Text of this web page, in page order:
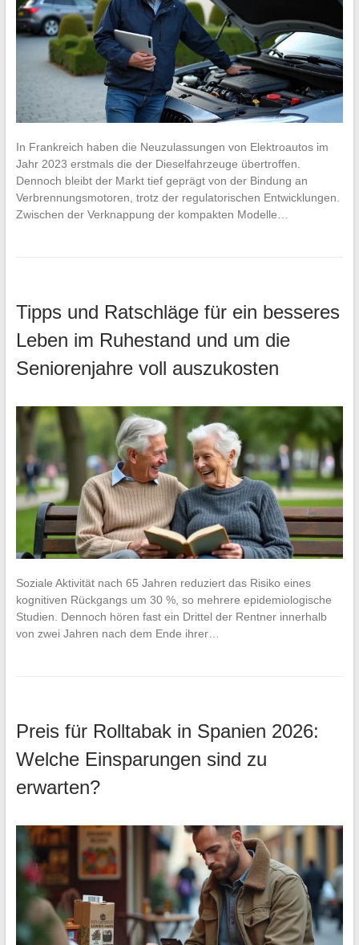
In Frankreich haben die Neuzulassungen von Elektroautos im
Jahr 2023 erstmals die der Dieselfahrzeuge übertroffen.
Dennoch bleibt der Markt tief geprägt von der Bindung an
Verbrennungsmotoren, trotz der regulatorischen Entwicklungen.
Zwischen der Verknappung der kompakten Modelle…
Tipps und Ratschläge für ein besseres
Leben im Ruhestand und um die
Seniorenjahre voll auszukosten
Soziale Aktivität nach 65 Jahren reduziert das Risiko eines
kognitiven Rückgangs um 30 %, so mehrere epidemiologische
Studien. Dennoch hören fast ein Drittel der Rentner innerhalb
von zwei Jahren nach dem Ende ihrer…
Preis für Rolltabak in Spanien 2026:
Welche Einsparungen sind zu
erwarten?